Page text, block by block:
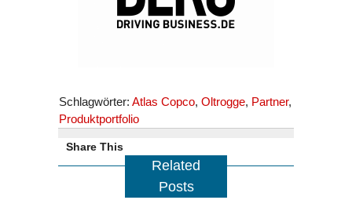
Schlagwörter: Atlas Copco, Oltrogge, Partner,
Produktportfolio
Share This
Related
Posts